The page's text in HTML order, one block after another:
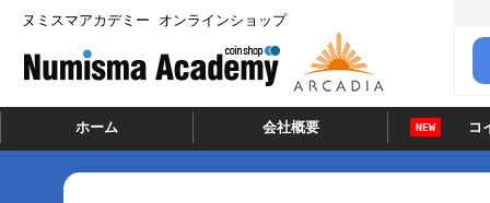
ヌミスマアカデミー オンラインショップ
ホーム 会社概要 NEW コ